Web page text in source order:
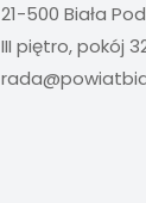
21-500 Biała
III piętro, pokój